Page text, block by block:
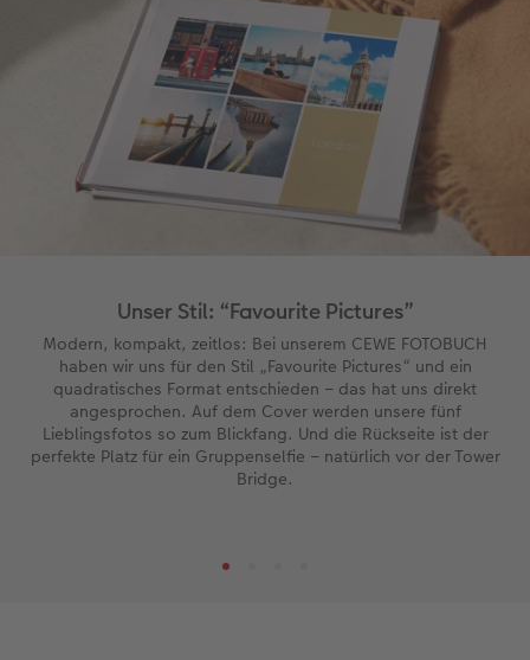
Unser Stil: “Favourite Pictures”
Modern, kompakt, zeitlos: Bei unserem CEWE FOTOBUCH
haben wir uns für den Stil „Favourite Pictures“ und ein
quadratisches Format entschieden – das hat uns direkt
angesprochen. Auf dem Cover werden unsere fünf
Lieblingsfotos so zum Blickfang. Und die Rückseite ist der
perfekte Platz für ein Gruppenselfie – natürlich vor der Tower
Bridge.